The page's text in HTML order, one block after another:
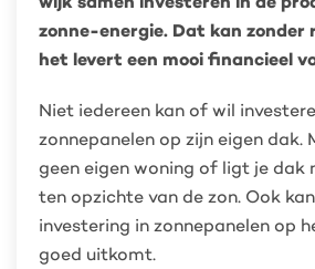
zonne-energie. Dat kan zonder
het levert een mooi financieel
Niet iedereen kan of wil
zonnepanelen op zijn eigen dak.
geen eigen woning of ligt je dak
ten opzichte van de zon. Ook
investering in zonnepanelen op
goed uitkomt.